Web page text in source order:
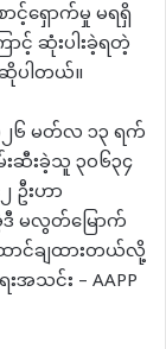
င့်ရှောက်မှု မရရှိ
င့် ဆုံးပါးခဲ့ရတဲ့
ပါတယ်။
၂၆ မတ်လ ၁၃ ရက်
းခဲ့သူ ၃၀၆၃၄
ဦးဟာ
မလွတ်မြောက်
င်ချထားတယ်လို့
အသင်း – AAPP